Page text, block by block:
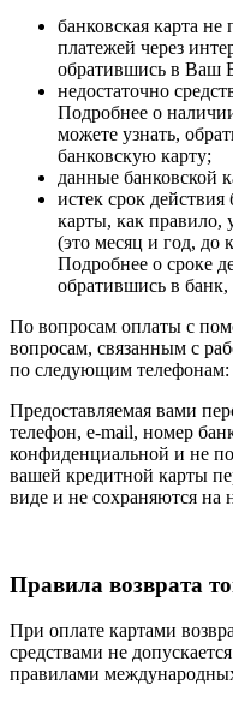
банковская карта не
платежей через
обратившись в Ваш
недостаточно
Подробнее о
можете узнать,
банковскую карту;
данные банковской
истек срок
карты, как правило,
(это месяц и год, до
Подробнее о сроке
обратившись в
По вопросам оплаты с
вопросам, связанным с
по следующим телефонам:
Предоставляемая вами
телефон, e-mail, номер
конфиденциальной и не
вашей кредитной карты
виде и не сохраняются на
Правила возврата
При оплате картами
средствами не
правилами